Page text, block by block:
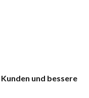
und bessere